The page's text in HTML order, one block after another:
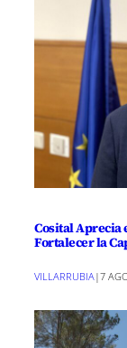
Cosital Aprecia
Fortalecer la
VILLARRUBIA|7